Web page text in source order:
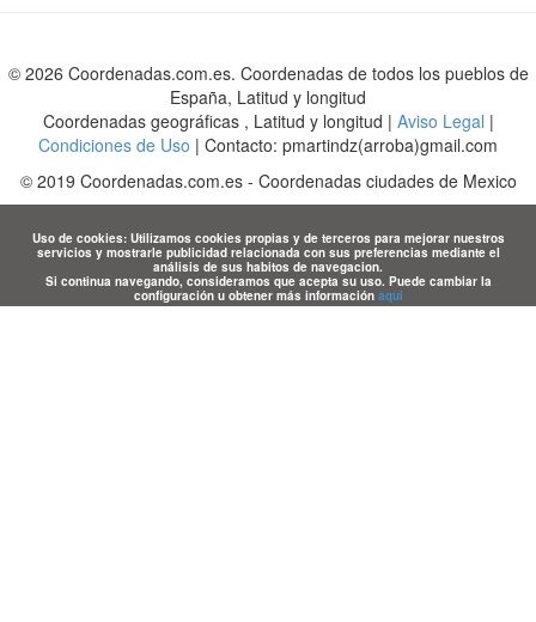
© 2026 Coordenadas.com.es. Coordenadas de todos los pueblos de
España, Latitud y longitud
Coordenadas geográficas , Latitud y longitud | Aviso Legal |
Condiciones de Uso | Contacto: pmartindz(arroba)gmail.com
© 2019 Coordenadas.com.es- Coordenadas ciudades de Mexico
Uso de cookies: Utilizamos cookies propias y de terceros para mejorar nuestros
servicios y mostrarle publicidad relacionada con sus preferencias mediante el
análisis de sus habitos de navegacion.
Si continua navegando, consideramos que acepta su uso. Puede cambiar la
configuración u obtener más información aqui